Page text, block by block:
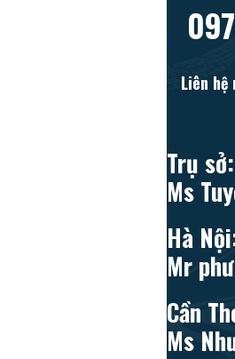
Liên
Trụ
Ms
Hà
Mr
Cần
Ms